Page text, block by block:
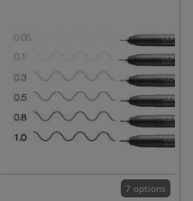
7 options